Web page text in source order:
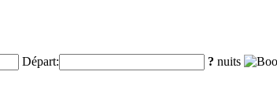
Départ: ? nuits